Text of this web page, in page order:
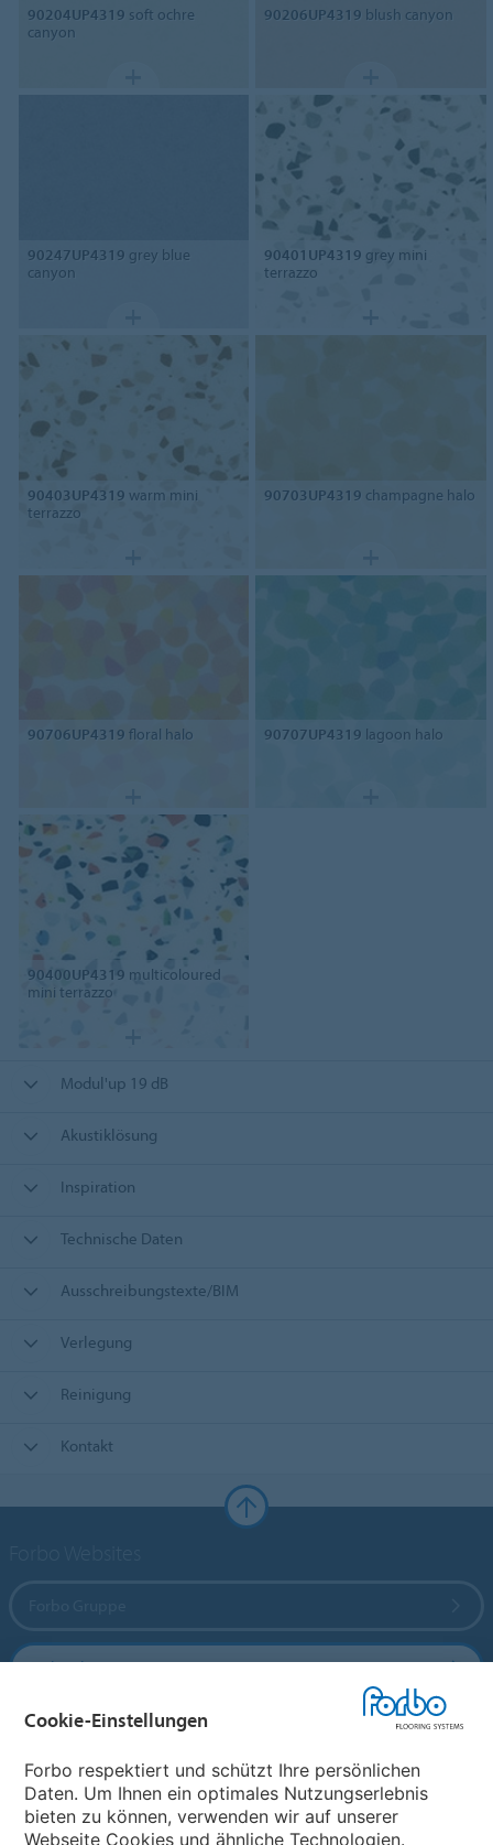
90204UP4319 soft ochre
canyon
90206UP4319 blush canyon
90247UP4319 grey blue
canyon
90401UP4319 grey mini
terrazzo
90403UP4319 warm mini
terrazzo
90703UP4319 champagne halo
90706UP4319 floral halo 90707UP4319 lagoon halo
90400UP4319 multicoloured
mini terrazzo
Modul'up 19 dB
Akustiklösung
Inspiration
Technische Daten
Ausschreibungstexte/BIM
Verlegung
Reinigung
Kontakt
Forbo Flooring Systems
Forbo Movement Systems
Land auswählen
Cookie-Einstellungen
Forbo respektiert und schützt Ihre persönlichen
Daten. Um Ihnen ein optimales Nutzungserlebnis
bieten zu können, verwenden wir auf unserer
Webseite Cookies und ähnliche Technologien.